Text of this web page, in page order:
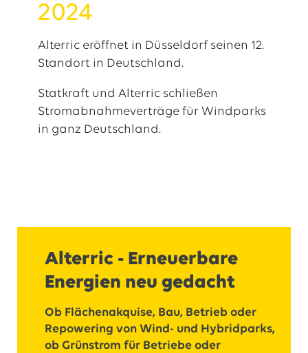
Alterric eröffnet in Düsseldorf seinen 12.
Standort in Deutschland.
Statkraft und Alterric schließen
Stromabnahmeverträge für Windparks
in ganz Deutschland.
2024
Alterric - Erneuerbare
Energien neu gedacht
Ob Flächenakquise, Bau, Betrieb oder
Repowering von Wind- und Hybridparks,
ob Grünstrom für Betriebe oder